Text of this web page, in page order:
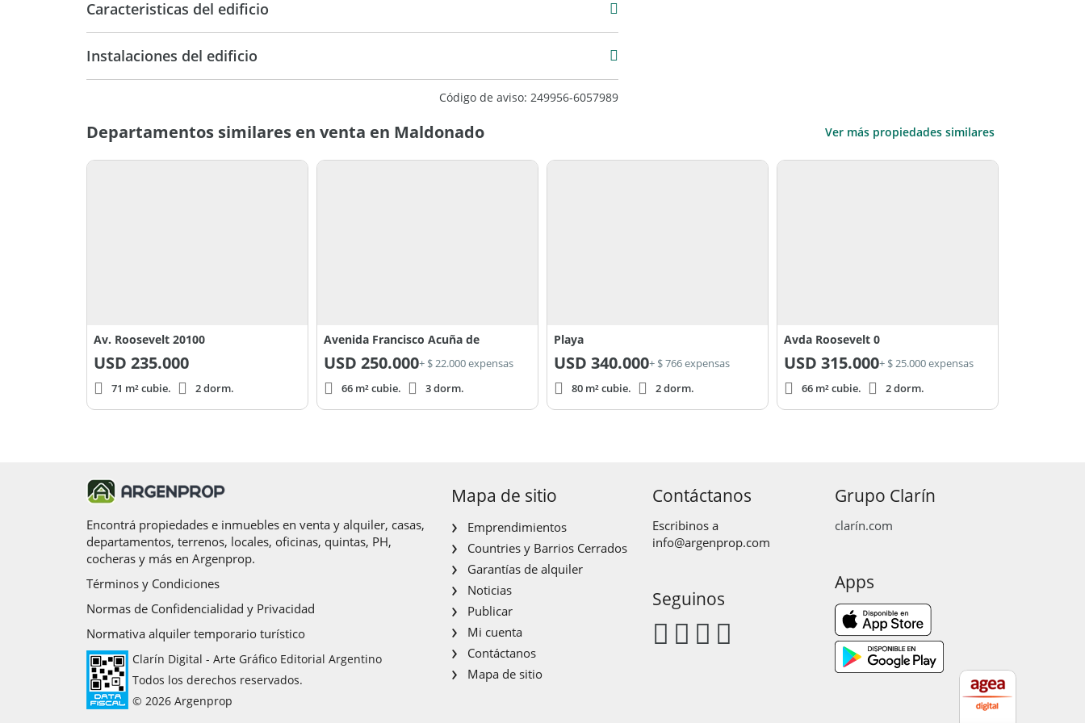
Caracteristicas del edificio
Instalaciones del edificio
Código de aviso: 249956-6057989
Departamentos similares en venta en Maldonado Ver más propiedades similares
Av. Roosevelt 20100
USD 235.000
71 m² cubie. 2 dorm.
Avenida Francisco Acuña de
USD 250.000+ $ 22.000 expensas
66 m² cubie.
3 dorm.
Playa
USD 340.000+ $ 766 expensas
80 m² cubie.
2 dorm.
Avda Roosevelt 0
USD 315.000+ $ 25.000 expensas
66 m² cubie.
2 dorm.
Encontrá propiedades e inmuebles en venta y alquiler, casas,
departamentos, terrenos, locales, oficinas, quintas, PH,
cocheras y más en Argenprop.
Términos y Condiciones
Normas de Confidencialidad y Privacidad
Normativa alquiler temporario turístico
Clarín Digital - Arte Gráfico Editorial Argentino
Todos los derechos reservados.
© 2026 Argenprop
Mapa de sitio
Emprendimientos
Countries y Barrios Cerrados
Garantías de alquiler
Noticias
Publicar
Mi cuenta
Contáctanos
Mapa de sitio
Contáctanos
Escribinos a
info@argenprop.com
Seguinos
Grupo Clarín
clarín.com
Apps